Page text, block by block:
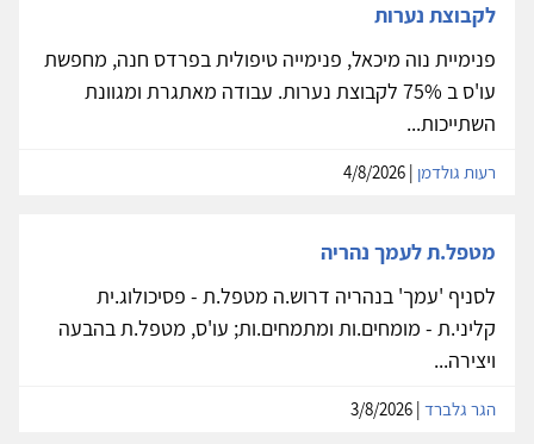
לקבוצת נערות
פנימיית נוה מיכאל, פנימייה טיפולית בפרדס חנה, מחפשת
עו'ס ב 75% לקבוצת נערות. עבודה מאתגרת ומגוונת
השתייכות...
רעות גולדמן
מטפל.ת לעמך נהריה
לסניף 'עמך' בנהריה דרוש.ה מטפל.ת - פסיכולוג.ית
קליני.ת - מומחים.ות ומתמחים.ות; עו'ס, מטפל.ת בהבעה
ויצירה...
הגר גלברד